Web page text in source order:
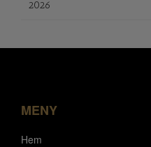
2026
MENY
Hem